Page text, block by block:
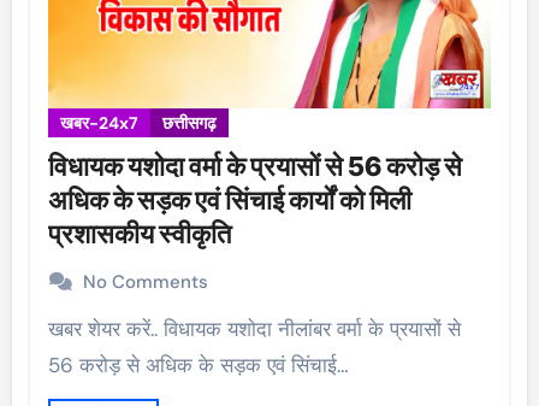
खबर-24x7 छत्तीसगढ़
विधायक यशोदा वर्मा के प्रयासों से 56 करोड़ से
अधिक के सड़क एवं सिंचाई कार्यों को मिली
प्रशासकीय स्वीकृति
No Comments
खबर शेयर करें.. विधायक यशोदा नीलांबर वर्मा के प्रयासों से
56 करोड़ से अधिक के सड़क एवं सिंचाई…